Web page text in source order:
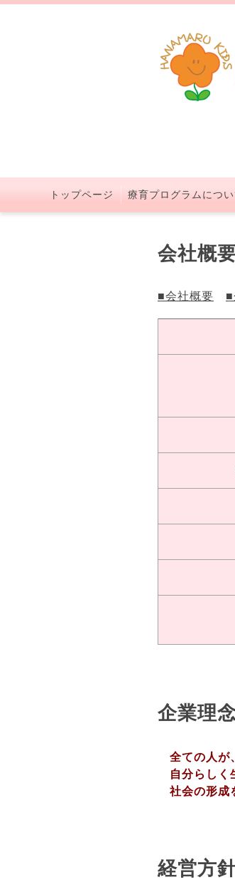
トップページ 療育プログラムについ
会社概
■会社概要 ■
企業理
全ての人が
自分らしく
社会の形成
経営方